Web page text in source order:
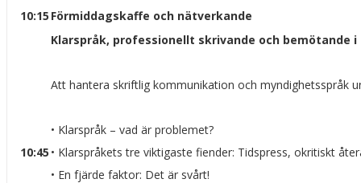
10:15 Förmiddagskaffe och nätverkande
10:45
Klarspråk, professionellt skrivande och
Att hantera skriftlig kommunikation och myndighetsspråk
• Klarspråk – vad är problemet?
• Klarspråkets tre viktigaste fiender: Tidspress, okritiskt
• En fjärde faktor: Det är svårt!